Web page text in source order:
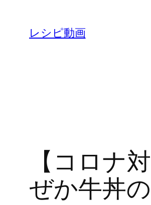
レシピ動画
【コロナ
ぜか牛丼